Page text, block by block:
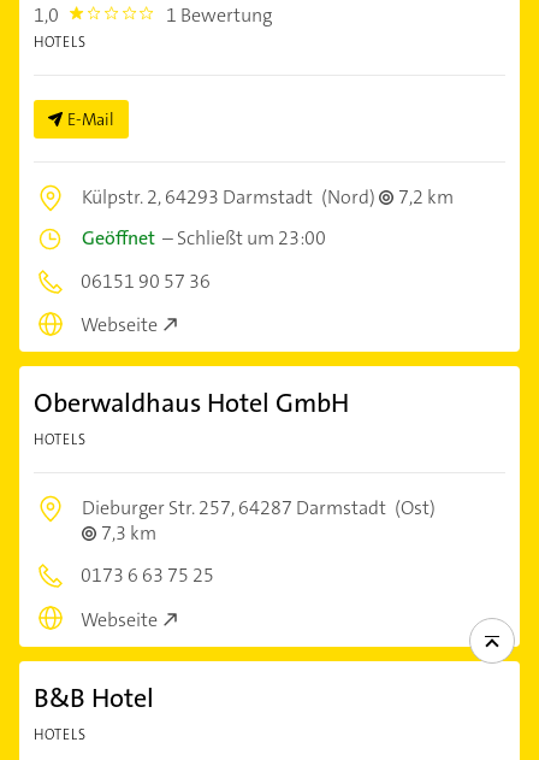
1,0 1.0 1 Bewertung
HOTELS
E-Mail
Külpstr. 2,64293 Darmstadt (Nord)
7,2 km
Geöffnet –Schließt um 23:00
06151 90 57 36
Webseite
Oberwaldhaus Hotel GmbH
HOTELS
Dieburger Str. 257,64287 Darmstadt (Ost)
7,3 km
0173 6 63 75 25
Webseite
B&B Hotel
HOTELS